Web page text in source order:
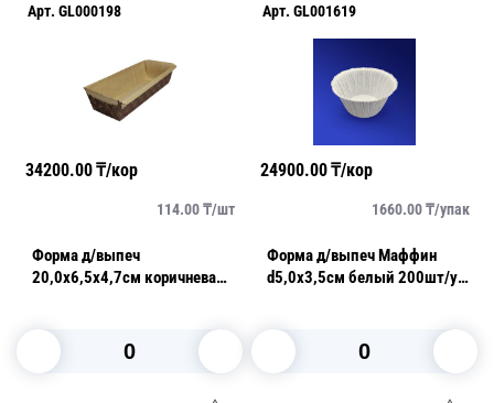
Арт. GL000198
34200.00₸/кор
114.00₸/шт
Форма д/выпеч
20,0х6,5х4,7см коричневая
Арт. GL001619
24900.00₸/кор
1660.00₸/упак
Форма д/выпеч Маффин
d5,0х3,5см белый 200шт/уп